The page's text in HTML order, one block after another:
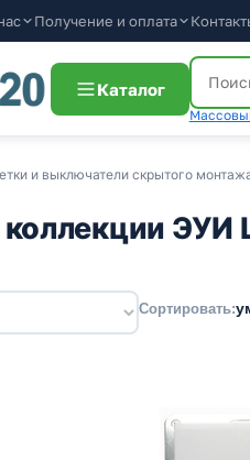
Получение и оплата
Каталог
и выключатели скрытого
ЭУИ
Сортировать: